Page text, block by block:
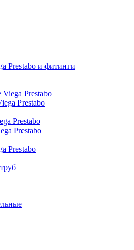
Prestabo и фитинги
Prestabo
Prestabo
Prestabo
Prestabo
Prestabo